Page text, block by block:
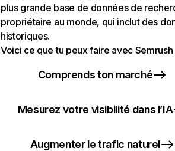
plus grande base de données de
propriétaire au monde, qui inclut des
historiques.
Voici ce que tu peux faire avec Semrush
Comprends ton marché
Mesurez votre visibilité dans l’IA
Augmenter le trafic naturel